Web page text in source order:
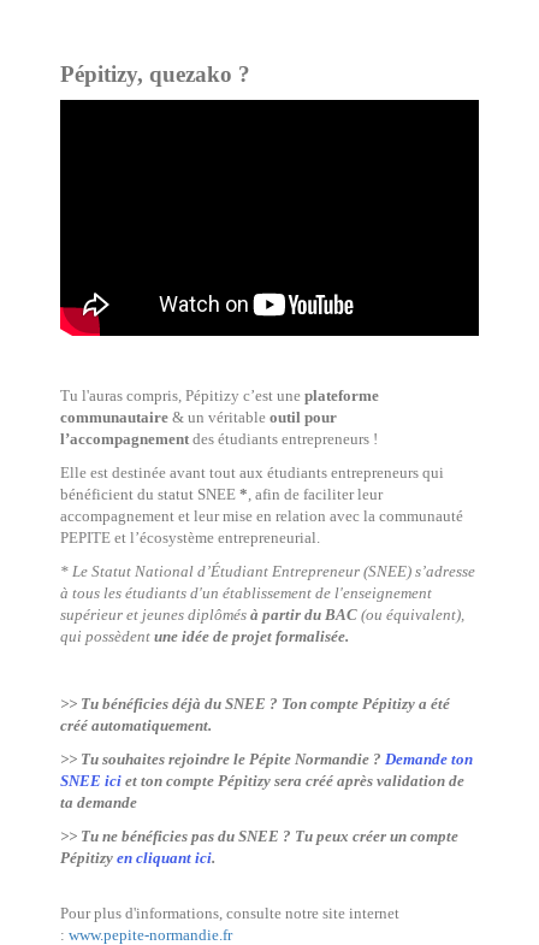
Pépitizy, quezako ?
Tu l'auras compris, Pépitizy c’est une plateforme
communautaire & un véritable outil pour
l’accompagnement des étudiants entrepreneurs !
Elle est destinée avant tout aux étudiants entrepreneurs qui
bénéficient du statut SNEE * afin de faciliter leur
accompagnement et leur mise en relation avec la communauté
PEPITE et l’écosystème entrepreneurial.
* Le Statut National d’Étudiant Entrepreneur (SNEE) s’adresse
à tous les étudiants d'un établissement de l'enseignement
supérieur et jeunes diplômés à partir du BAC (ou équivalent),
qui possèdent une idée de projet formalisée.
>> Tu bénéficies déjà du SNEE ? Ton compte Pépitizy a été
créé automatiquement.
>> Tu souhaites rejoindre le Pépite Normandie ? Demande ton
SNEE ici et ton compte Pépitizy sera créé après validation de
ta demande
>> Tu ne bénéficies pas du SNEE ? Tu peux créer un compte
Pépitizy en cliquant ici.
Pour plus d'informations, consulte notre site internet
: www.pepite-normandie.fr